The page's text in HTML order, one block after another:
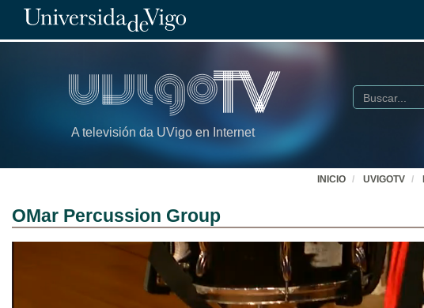
A televisión da UVigo en Internet
Buscar
INICIO UVIGOTV
OMar Percussion Group